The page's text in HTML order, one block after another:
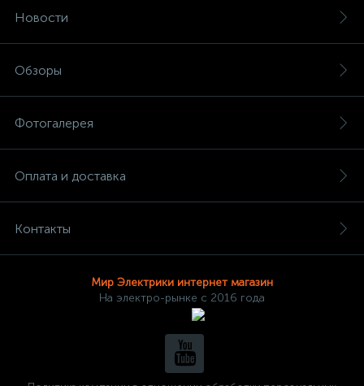
Новости
Обзоры
Фотогалерея
Оплата и доставка
Контакты
Мир Электрики интернет магазин
На электро-рынке с 2016 года